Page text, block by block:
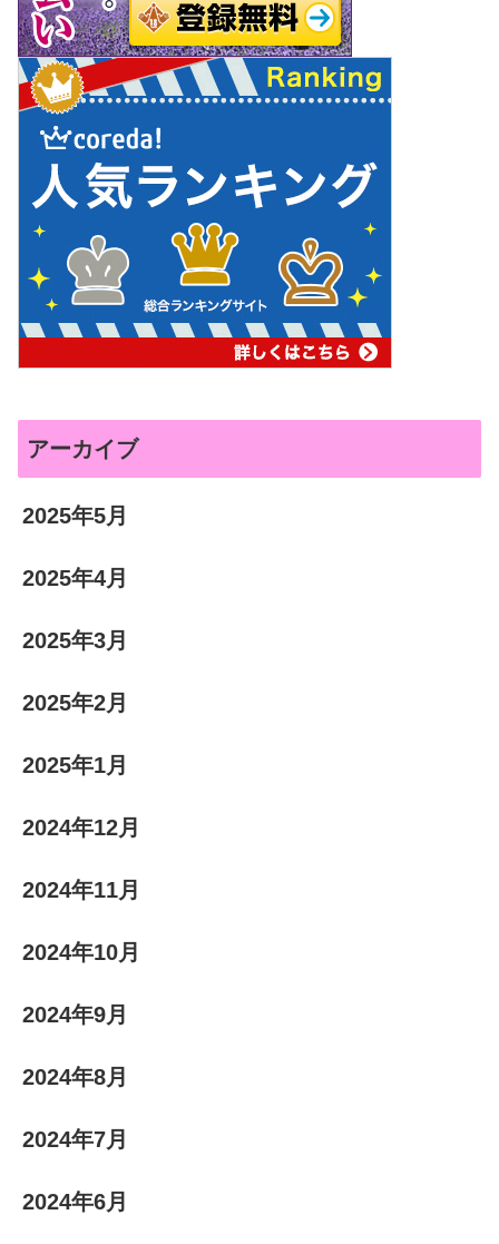
アーカイブ
2025年5月
2025年4月
2025年3月
2025年2月
2025年1月
2024年12月
2024年11月
2024年10月
2024年9月
2024年8月
2024年7月
2024年6月